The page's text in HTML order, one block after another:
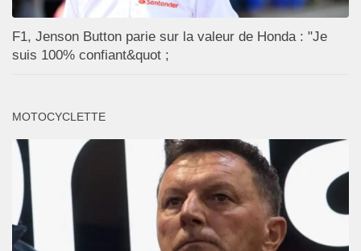
F1, Jenson Button parie sur la valeur de Honda : "Je
suis 100% confiant&quot ;
MOTOCYCLETTE